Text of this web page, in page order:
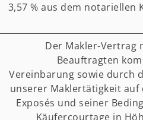
3,57 % aus dem notariellen
Der Makler-Vertrag
Beauftragten
Vereinbarung sowie durch
unserer Maklertätigkeit auf
Exposés und seiner
Käufercourtage in